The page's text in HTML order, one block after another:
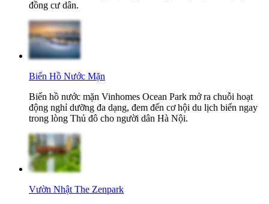
đồng cư dân.
Biển Hồ Nước Mặn
Biển hồ nước mặn Vinhomes Ocean Park mở ra chuỗi hoạt
động nghỉ dưỡng đa dạng, đem đến cơ hội du lịch biển ngay
trong lòng Thủ đô cho người dân Hà Nội.
Vườn Nhật The Zenpark